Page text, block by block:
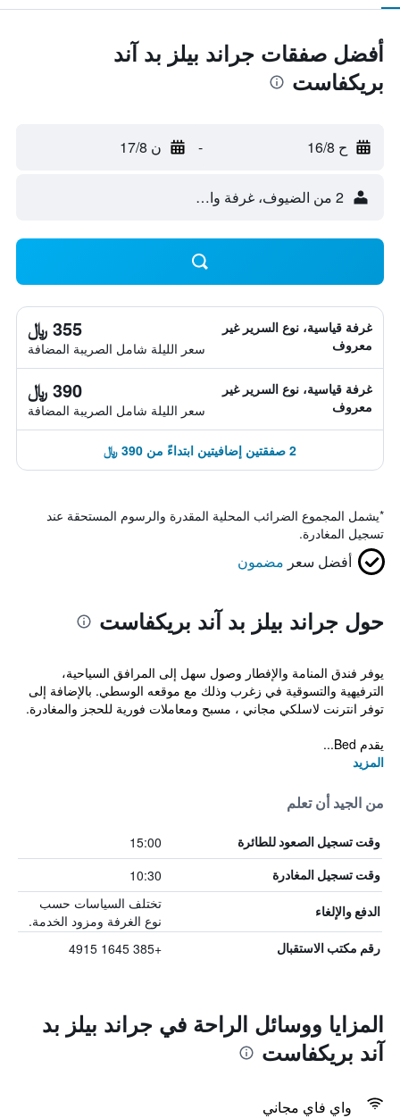
أفضل صفقات جراند بيلز بد آند
بريكفاست
ح 16/8 - ن 17/8
2 من الضيوف، غرفة واحدة
غرفة قياسية، نوع السرير غير
معروف
355 ﷼
سعر الليلة شامل الصريبة المضافة
غرفة قياسية، نوع السرير غير
معروف
390 ﷼
سعر الليلة شامل الصريبة المضافة
2 صفقتين إضافيتين ابتداءً من 390 ﷼
*يشمل المجموع الضرائب المحلية المقدرة والرسوم المستحقة عند
تسجيل المغادرة.
أفضل سعر مضمون
حول جراند بيلز بد آند بريكفاست
يوفر فندق المنامة والإفطار وصول سهل إلى المرافق السياحية،
الترفيهية والتسوقية في زغرب وذلك مع موقعه الوسطي. بالإضافة إلى
توفر انترنت لاسلكي مجاني ، مسبح ومعاملات فورية للحجز والمغادرة.
يقدم Bed...
المزيد
من الجيد أن تعلم
وقت تسجيل الصعود للطائرة 15:00
وقت تسجيل المغادرة 10:30
الدفع والإلغاء
تختلف السياسات حسب
نوع الغرفة ومزود الخدمة.
رقم مكتب الاستقبال +385 1645 4915
المزايا ووسائل الراحة في جراند بيلز بد
آند بريكفاست
واي فاي مجاني